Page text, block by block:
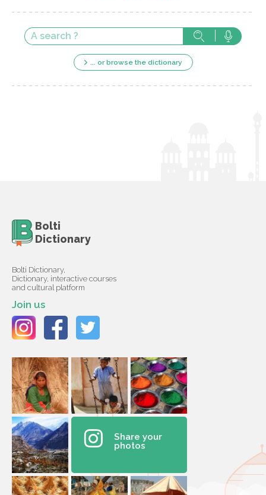
... or browse the dictionary
Bolti
Dictionary
Bolti Dictionary,
Dictionary, interactive courses
and cultural platform
Join us
Share your
photos